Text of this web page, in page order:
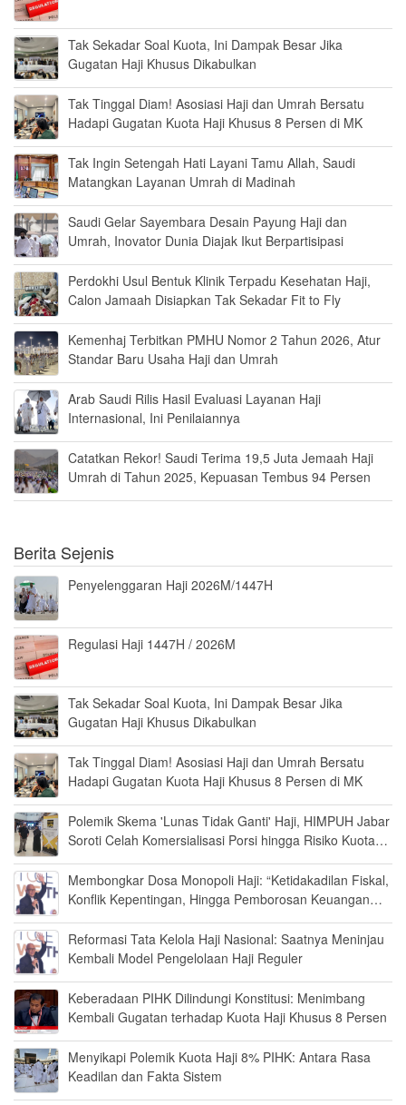
Tak Sekadar Soal Kuota, Ini Dampak Besar Jika
Gugatan Haji Khusus Dikabulkan
Tak Tinggal Diam! Asosiasi Haji dan Umrah Bersatu
Hadapi Gugatan Kuota Haji Khusus 8 Persen di MK
Tak Ingin Setengah Hati Layani Tamu Allah, Saudi
Matangkan Layanan Umrah di Madinah
Saudi Gelar Sayembara Desain Payung Haji dan
Umrah, Inovator Dunia Diajak Ikut Berpartisipasi
Perdokhi Usul Bentuk Klinik Terpadu Kesehatan Haji,
Calon Jamaah Disiapkan Tak Sekadar Fit to Fly
Kemenhaj Terbitkan PMHU Nomor 2 Tahun 2026, Atur
Standar Baru Usaha Haji dan Umrah
Arab Saudi Rilis Hasil Evaluasi Layanan Haji
Internasional, Ini Penilaiannya
Catatkan Rekor! Saudi Terima 19,5 Juta Jemaah Haji
Umrah di Tahun 2025, Kepuasan Tembus 94 Persen
Berita Sejenis
Penyelenggaran Haji 2026M/1447H
Regulasi Haji 1447H / 2026M
Tak Sekadar Soal Kuota, Ini Dampak Besar Jika
Gugatan Haji Khusus Dikabulkan
Tak Tinggal Diam! Asosiasi Haji dan Umrah Bersatu
Hadapi Gugatan Kuota Haji Khusus 8 Persen di MK
Polemik Skema 'Lunas Tidak Ganti' Haji, HIMPUH Jabar
Soroti Celah Komersialisasi Porsi hingga Risiko Kuota
Membongkar Dosa Monopoli Haji: “Ketidakadilan Fiskal,
Konflik Kepentingan, Hingga Pemborosan Keuangan
Reformasi Tata Kelola Haji Nasional: Saatnya Meninjau
Kembali Model Pengelolaan Haji Reguler
Keberadaan PIHK Dilindungi Konstitusi: Menimbang
Kembali Gugatan terhadap Kuota Haji Khusus 8 Persen
Menyikapi Polemik Kuota Haji 8% PIHK: Antara Rasa
Keadilan dan Fakta Sistem